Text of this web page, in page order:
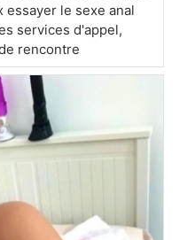
essayer le sexe anal
services d'appel,
rencontre